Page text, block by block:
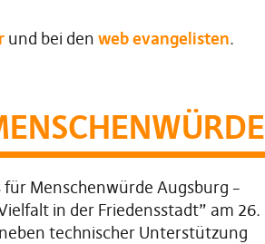
und bei den web evangelisten.
für Menschenwürde Augsburg –
in der Friedensstadt” am 26.
technischer Unterstützung